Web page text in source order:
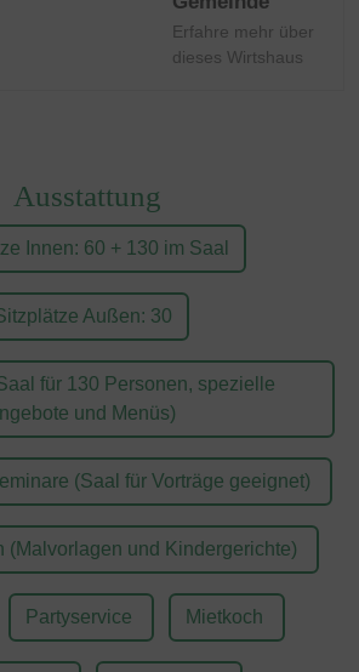
Erfahre mehr über
dieses Wirtshaus
Ausstattung
Innen: 60 + 130 im Saal
Außen: 30
für 130 Personen, spezielle
und Menüs)
(Saal für Vorträge geeignet)
(Malvorlagen und Kindergerichte)
Partyservice Mietkoch